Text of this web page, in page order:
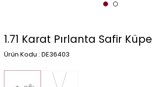
1.71 Karat Pırlanta Safir Küpe
Ürün Kodu : DE36403